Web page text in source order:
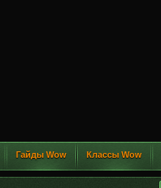
Гайды Wow Классы Wow